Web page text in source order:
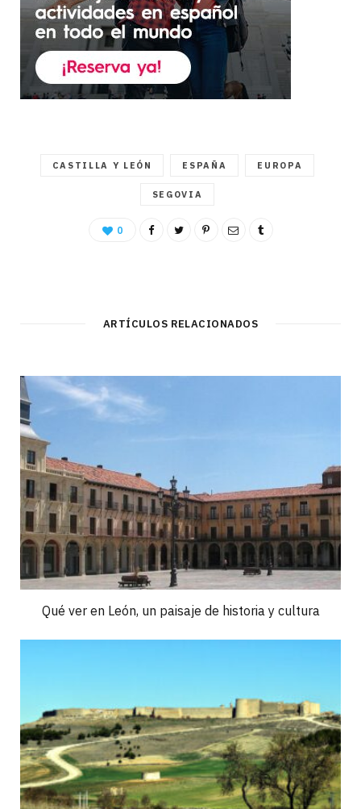
CASTILLA Y LEÓN ESPAÑA EUROPA
SEGOVIA
0
ARTÍCULOS RELACIONADOS
Qué ver en León, un paisaje de historia y cultura